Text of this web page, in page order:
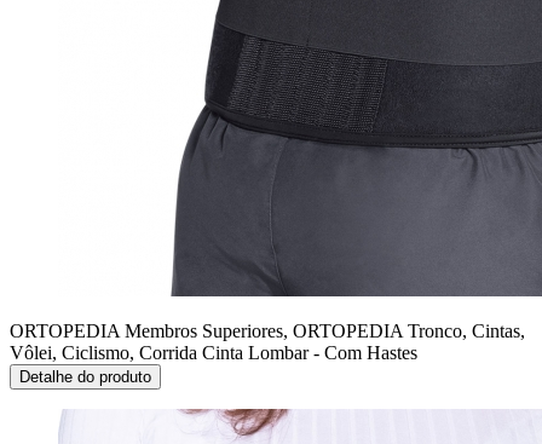
ORTOPEDIA Membros Superiores, ORTOPEDIA Tronco, Cintas,
Vôlei, Ciclismo, Corrida Cinta Lombar - Com Hastes
Detalhe do produto